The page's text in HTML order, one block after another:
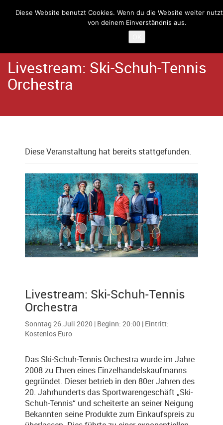
Schlachthaus
Livestream: Ski-Schuh-Tennis
Orchestra
Diese Veranstaltung hat bereits stattgefunden.
Livestream: Ski-Schuh-Tennis
Orchestra
Sonntag 26.Juli 2020 | Beginn: 20:00 | Eintritt:
Kostenlos Euro
Das Ski‐Schuh‐Tennis Orchestra wurde im Jahre
2008 zu Ehren eines Einzelhandelskaufmanns
gegründet. Dieser betrieb in den 80er Jahren des
20. Jahrhunderts das Sportwarengeschäft „Ski‐
Schuh‐Tennis“ und scheiterte an seiner Neigung
Bekannten seine Produkte zum Einkaufspreis zu
Diese Website benutzt Cookies. Wenn du die Website weiter
von deinem Einverständnis aus.